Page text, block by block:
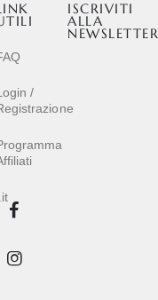
/
ISCRIVITI
ALLA